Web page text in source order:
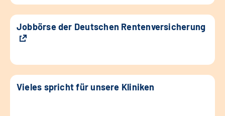
Jobbörse der Deutschen Rentenversicherung
Vieles spricht für unsere Kliniken